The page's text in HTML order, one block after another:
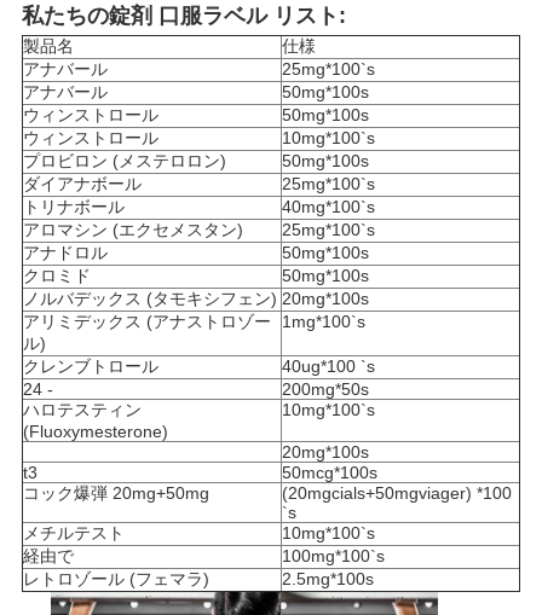
私たちの錠剤 口服ラベル リスト:
製品名
仕様
アナバール
25mg*100`s
アナバール
50mg*100s
ウィンストロール
50mg*100s
ウィンストロール
10mg*100`s
プロビロン (メステロロン)
50mg*100s
ダイアナボール
25mg*100`s
トリナボール
40mg*100`s
アロマシン (エクセメスタン)
25mg*100`s
アナドロル
50mg*100s
クロミド
50mg*100s
ノルバデックス (タモキシフェン) 20mg*100s
アリミデックス (アナストロゾー
ル)
1mg*100`s
クレンブトロール
40ug*100 `s
24 -
200mg*50s
ハロテスティン
(Fluoxymesterone)
10mg*100`s
20mg*100s
t3
50mcg*100s
コック爆弾 20mg+50mg
(20mgcials+50mgviager) *100
`s
メチルテスト
10mg*100`s
経由で
100mg*100`s
レトロゾール (フェマラ)
2.5mg*100s